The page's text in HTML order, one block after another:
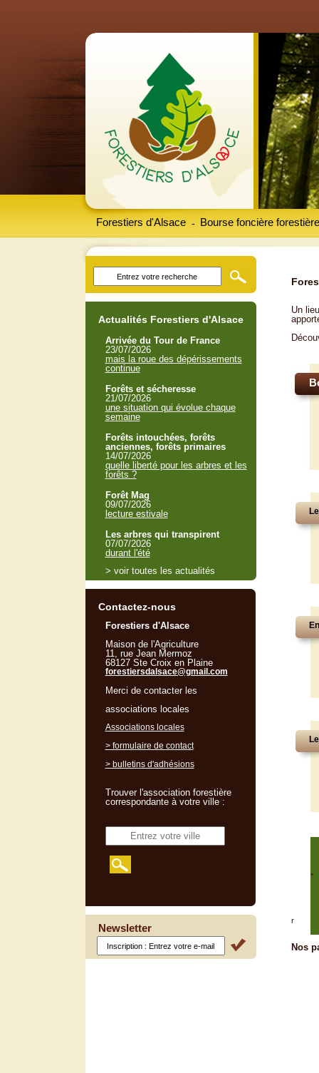
Forestiers d'Alsace Bourse foncière forestière
-
Un
"
r
Nos
Actualités Forestiers d'Alsace
Arrivée du Tour de France
23/07/2026
mais la roue des dépérissements
continue
Forêts et sécheresse
21/07/2026
une situation qui évolue chaque
semaine
Forêts intouchées, forêts
anciennes, forêts primaires
14/07/2026
quelle liberté pour les arbres et les
forêts ?
Forêt Mag
09/07/2026
lecture estivale
Les arbres qui transpirent
07/07/2026
durant l'été
> voir toutes les actualités
Contactez-nous
Forestiers d'Alsace
Maison de l'Agriculture
11, rue Jean Mermoz
68127 Ste Croix en Plaine
forestiersdalsace@gmail.com
Merci de contacter les
associations locales
Associations locales
> formulaire de contact
> bulletins d'adhésions
Trouver l'association forestière
correspondante à votre ville :
Newsletter